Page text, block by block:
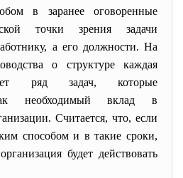
в заранее оговоренные
точки зрения задачи
а его должности. На
о структуре каждая
ряд задач, которые
необходимый вклад в
Считается, что, если
способом и в такие сроки,
будет действовать